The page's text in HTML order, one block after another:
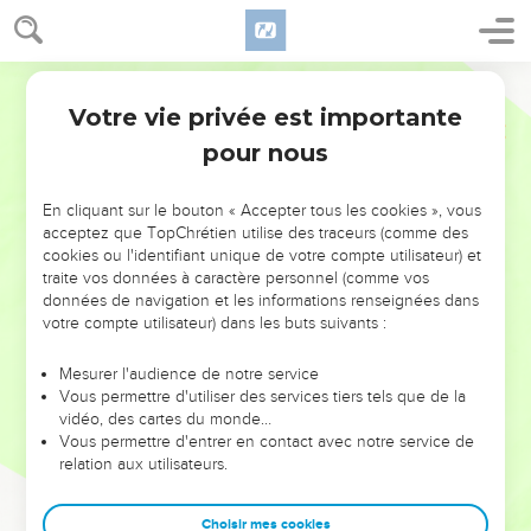
NE MANQUEZ PAS L’ÉVÉNEMENT
DE L’ANNÉE !
ET SI LEURS ERREURS POUVAIENT VOUS ÉVITER LES
VOTRES ?
leur foi ou leur vision. Mais on voit moins les doutes, les erreurs
et les saisons difficiles qu'ils ont traversés, alors même que ce
sont elles qui les ont façonnés.
Dans cette conférence, leaders, entrepreneurs, et responsables
clés pour avancer avec plus de sagesse afin que leurs erreurs
Votre vie privée est importante
pour nous
En cliquant sur le bouton « Accepter tous les cookies », vous
acceptez que TopChrétien utilise des traceurs (comme des
cookies ou l'identifiant unique de votre compte utilisateur) et
traite vos données à caractère personnel (comme vos
données de navigation et les informations renseignées dans
votre compte utilisateur) dans les buts suivants :
Mesurer l'audience de notre service
Vous permettre d'utiliser des services tiers tels que de la
vidéo, des cartes du monde…
Vous permettre d'entrer en contact avec notre service de
relation aux utilisateurs.
Choisir mes cookies